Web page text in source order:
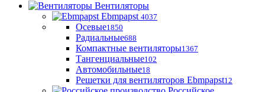
Вентиляторы
Ebmpapst 4037
Осевые1850
Радиальные688
Компактные вентиляторы1367
Тангенциальные102
Автомобильные18
Решетки для вентиляторов Ebmpapst12